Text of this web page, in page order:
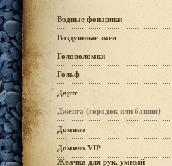
Водные фонарики
Воздушные змеи
Головоломки
Гольф
Дартс
Дженга (городок или башня)
Домино
Домино VIP
Жвачка для рук, умный